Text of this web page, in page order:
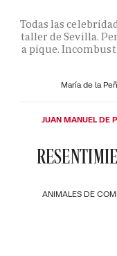
Todas las
taller de Sevilla.
a pique.
María de la
ANIMALES DE
JUAN MANUEL DE